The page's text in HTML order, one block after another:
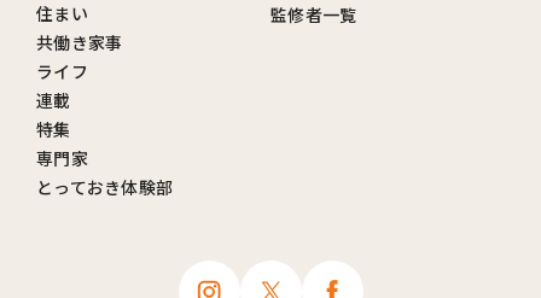
住まい
共働き家事
ライフ
連載
特集
専門家
とっておき体験部
監修者一覧